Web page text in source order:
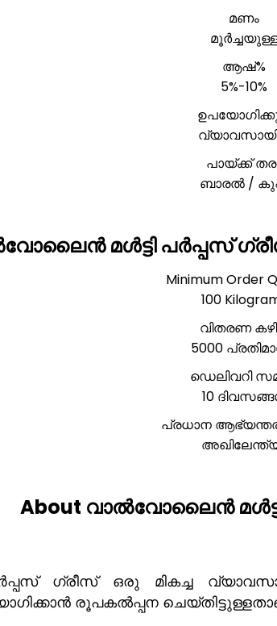
മണം
ആഷ്%
5%-10%
പായ്ക്ക്
ബാരൽ /
മൾട്ടി പർപ്പസ്
Minimum Order
100
വിതരണ
5000
ഡെലിവറി
10
പ്രധാന
About വാൽവോലൈൻ
ഗ്രീസ് ഒരു മികച്ച
രൂപകൽപ്പന